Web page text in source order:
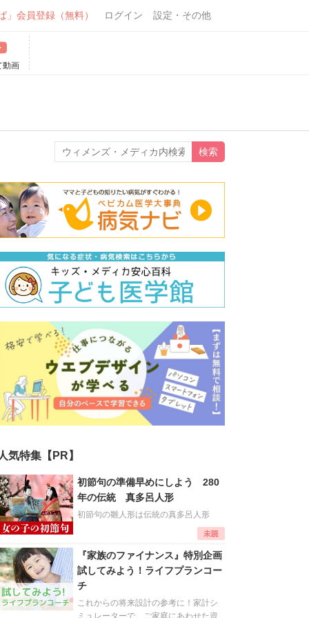
」会員登録（無料） ログイン 設定・その他
動画
人気特集【PR】
初節句の準備早めにしよう 280
年の伝統 真多呂人形
初節句の雛人形は伝統の真多呂人形
『家族のファイナンス』特別企画
試してみよう！ライフプランコー
チ
これからの将来設計の参考に！家計シ